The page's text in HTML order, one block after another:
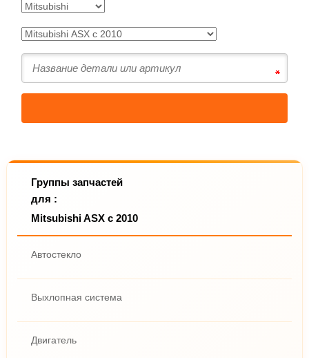
Группы запчастей
для :
Mitsubishi ASX с 2010
Автостекло
Выхлопная система
Двигатель